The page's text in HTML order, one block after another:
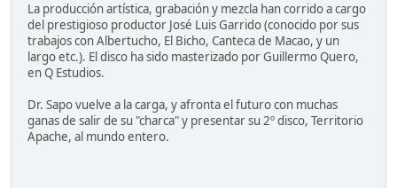
La producción artística, grabación y mezcla han corrido a cargo
del prestigioso productor José Luis Garrido (conocido por sus
trabajos con Albertucho, El Bicho, Canteca de Macao, y un
largo etc.). El disco ha sido masterizado por Guillermo Quero,
en Q Estudios.
Dr. Sapo vuelve a la carga, y afronta el futuro con muchas
ganas de salir de su "charca" y presentar su 2º disco, Territorio
Apache, al mundo entero.